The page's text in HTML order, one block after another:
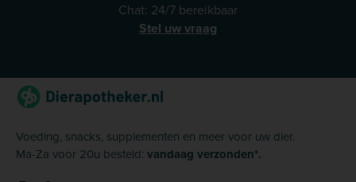
Chat: 24/7 bereikbaar
Stel uw vraag
Voeding, snacks, supplementen en meer voor uw dier.
Ma-Za voor 20u besteld: vandaag verzonden*.